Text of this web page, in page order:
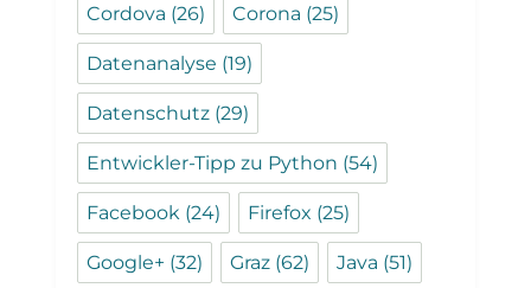
Cordova (26) Corona (25)
Datenanalyse (19)
Datenschutz (29)
Entwickler-Tipp zu Python (54)
Facebook (24) Firefox (25)
Google+ (32) Graz (62) Java (51)